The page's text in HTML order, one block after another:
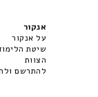
אנקור
על אנקור
שיטת
הצוות
להתרשם